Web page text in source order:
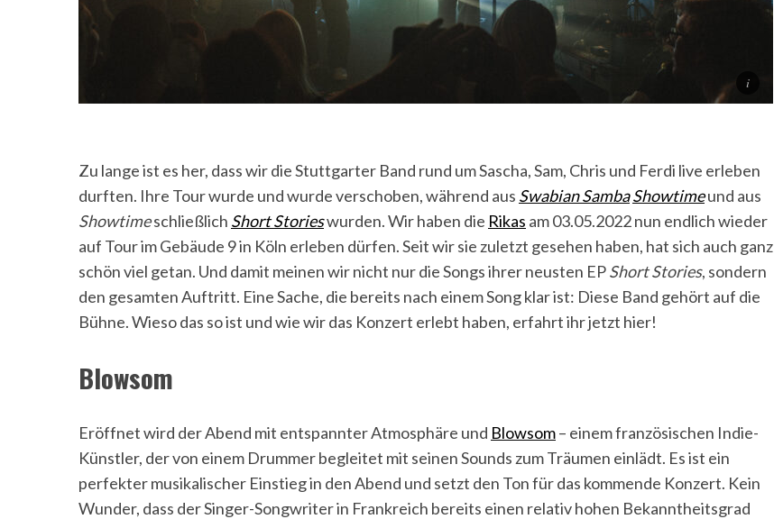
Zu lange ist es her, dass wir die Stuttgarter Band rund um Sascha, Sam, Chris und Ferdi live erleben
durften. Ihre Tour wurde und wurde verschoben, während aus Swabian SambaShowtimeund aus
Showtimeschließlich Short Storieswurden. Wir haben die Rikas am 03.05.2022 nun endlich wieder
auf Tour im Gebäude 9 in Köln erleben dürfen. Seit wir sie zuletzt gesehen haben, hat sich auch ganz
schön viel getan. Und damit meinen wir nicht nur die Songs ihrer neusten EPShort Stories, sondern
den gesamten Auftritt. Eine Sache, die bereits nach einem Song klar ist: Diese Band gehört auf die
Bühne. Wieso das so ist und wie wir das Konzert erlebt haben, erfahrt ihr jetzt hier!
Blowsom
Eröffnet wird der Abend mit entspannter Atmosphäre und Blowsom– einem französischen Indie-
Künstler, der von einem Drummer begleitet mit seinen Sounds zum Träumen einlädt. Es ist ein
perfekter musikalischer Einstieg in den Abend und setzt den Ton für das kommende Konzert. Kein
Wunder, dass der Singer-Songwriter in Frankreich bereits einen relativ hohen Bekanntheitsgrad